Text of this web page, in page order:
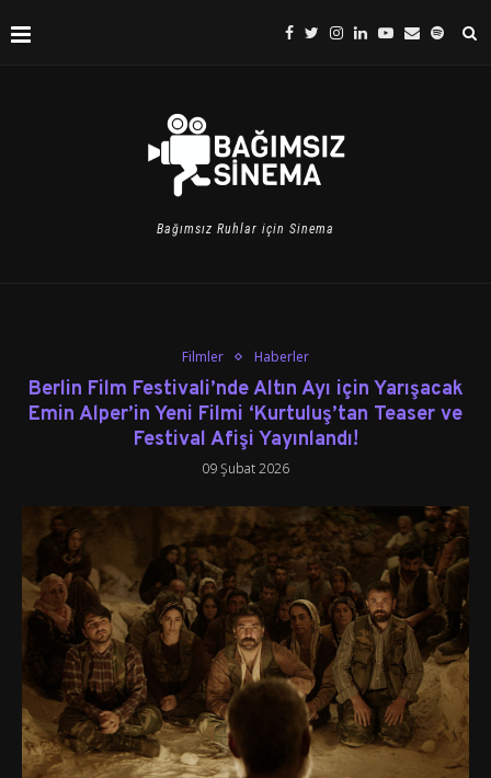
Bağımsız Ruhlar için Sinema
Filmler Haberler
Berlin Film Festivali’nde Altın Ayı için Yarışacak
Emin Alper’in Yeni Filmi ‘Kurtuluş’tan Teaser ve
Festival Afişi Yayınlandı!
09 Şubat 2026